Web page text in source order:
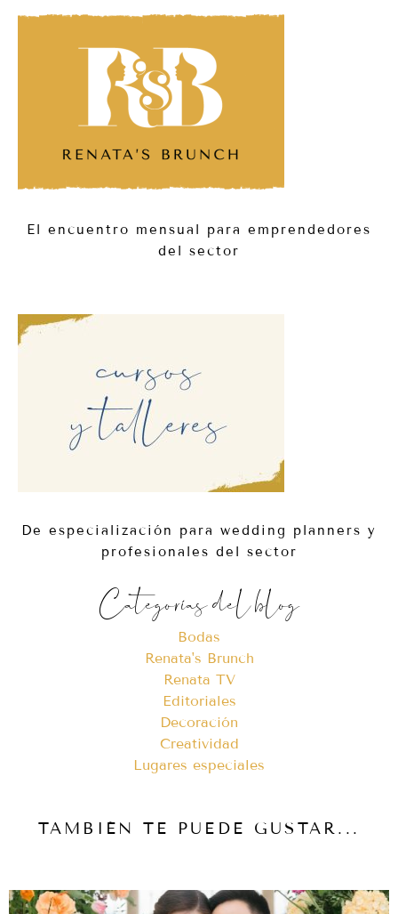
El encuentro mensual para emprendedores
del sector
De especialización para wedding planners y
profesionales del sector
Categorías del blog
Bodas
Renata's Brunch
Renata TV
Editoriales
Decoración
Creatividad
Lugares especiales
TAMBIÉN TE PUEDE GUSTAR...